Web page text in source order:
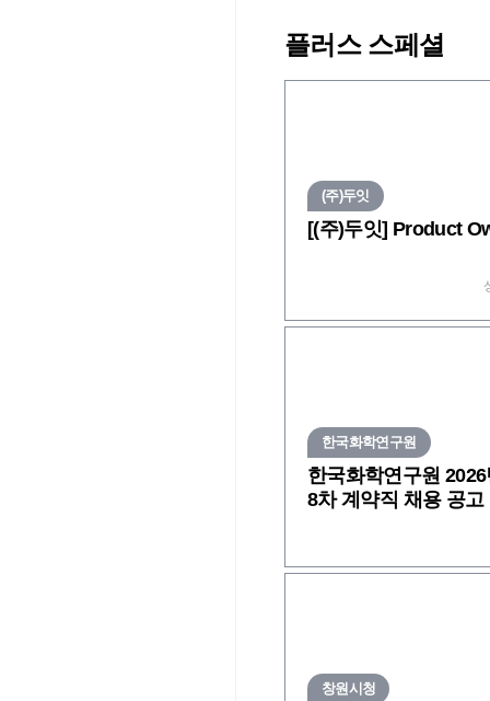
플러스 스페셜
(주)두잇
[(주)두잇] Product
한국화학연구원
한국화학연구원
8차 계약직 채용 공고
창원시청